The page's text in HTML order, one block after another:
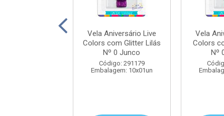
Vela Aniversário Live
Colors com Glitter Lilás
Nº 0 Junco
Código: 291179
Embalagem: 10x01un
Vela
Colors
Nº